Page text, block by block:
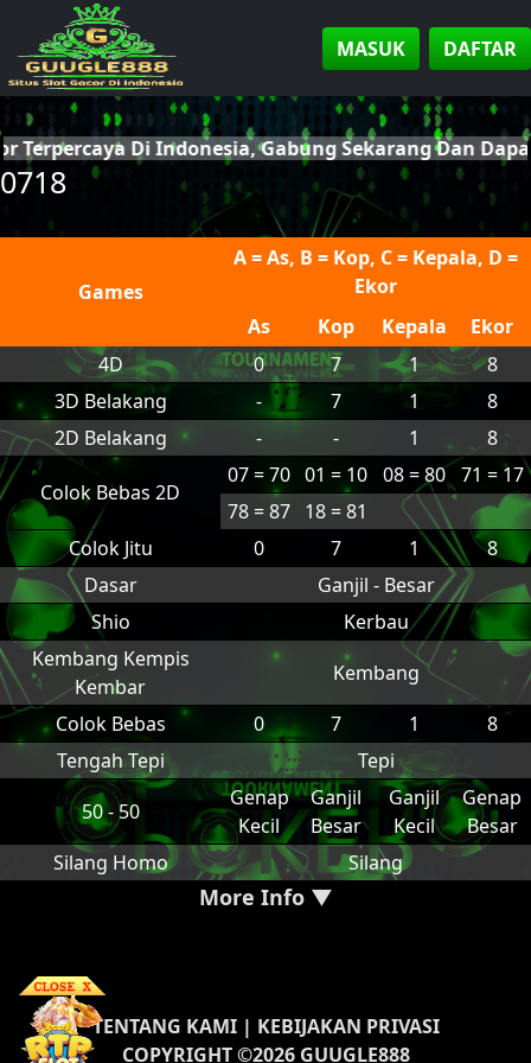
MASUK DAFTAR
Di Indonesia, Gabung Sekarang Dan
0718
Games
A = As, B = Kop, C = Kepala, D =
Ekor
As
Kop Kepala
Ekor
4D
0 7 1
8
3D Belakang
- 7 1
8
2D Belakang
- - 1 8
Colok Bebas 2D
07 = 70 01 = 10 08 = 80
71 = 17
78 = 87 18 = 81
Colok Jitu
0 7 1
8
Dasar
Ganjil - Besar
Shio
Kerbau
Kembang Kempis
Kembar
Kembang
Colok Bebas
0 7 1
8
Tengah Tepi
Tepi
50 - 50
Genap
Kecil
Ganjil
Besar
Ganjil
Kecil
Genap
Besar
Silang Homo
Silang
More Info ▼
TENTANG KAMI| KEBIJAKAN PRIVASI
COPYRIGHT ©2026 GUUGLE888